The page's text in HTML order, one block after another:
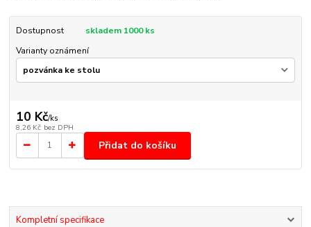
Dostupnost
skladem 1000 ks
Varianty oznámení
10 Kč/ks
8,26 Kč bez DPH
Přidat do košíku
Kompletní specifikace